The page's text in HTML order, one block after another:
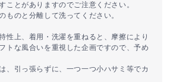
ことがありますのでご注意ください。
ものと分離して洗ってください。
性上、着用・洗濯を重ねると、摩擦により
トな風合いを重視した企画ですので、予め
、引っ張らずに、一つ一つ小ハサミ等でカ